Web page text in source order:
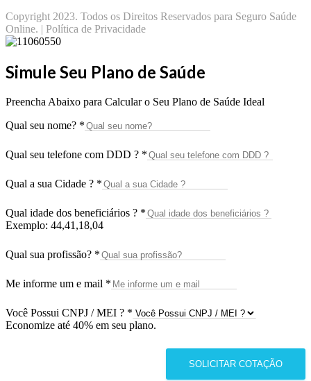
Copyright 2023. Todos os Direitos Reservados para Seguro Saúde
Online. | Política de Privacidade
Simule Seu Plano de Saúde
Preencha Abaixo para Calcular o Seu Plano de Saúde Ideal
Qual seu nome? *
Qual seu telefone com DDD ? *
Qual a sua Cidade ? *
Qual idade dos beneficiários ? *
Exemplo: 44,41,18,04
Qual sua profissão? *
Me informe um e mail *
Você Possui CNPJ / MEI ? *
Economize até 40% em seu plano.
SOLICITAR COTAÇÃO